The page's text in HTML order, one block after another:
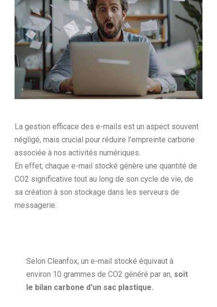
La gestion efficace des e-mails est un aspect souvent
négligé, mais crucial pour réduire l'empreinte carbone
associée à nos activités numériques.
En effet, chaque e-mail stocké génère une quantité de
CO2 significative tout au long de son cycle de vie, de
sa création à son stockage dans les serveurs de
messagerie.
Selon Cleanfox, un e-mail stocké équivaut à
environ 10 grammes de CO2 généré par an, soit
le bilan carbone d'un sac plastique.